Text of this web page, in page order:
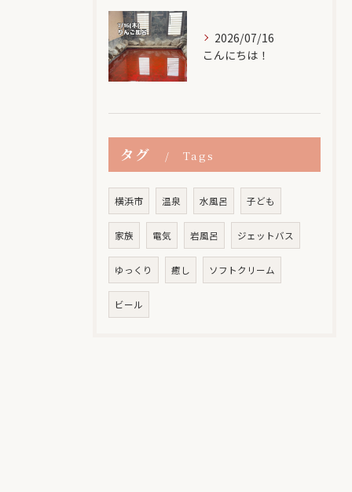
2026/07/16
こんにちは！
タグ Tags
横浜市 温泉 水風呂 子ども
家族 電気 岩風呂 ジェットバス
ゆっくり 癒し ソフトクリーム
ビール